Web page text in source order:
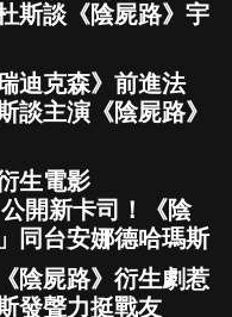
斯談《陰屍路》宇
迪克森》前進法
談主演《陰屍路》
生電影
開新卡司！《陰
同台安娜德哈瑪斯
陰屍路》衍生劇惹
發聲力挺戰友